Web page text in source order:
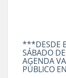
***DESDE
SÁBADO
AGENDA
PÚBLICO